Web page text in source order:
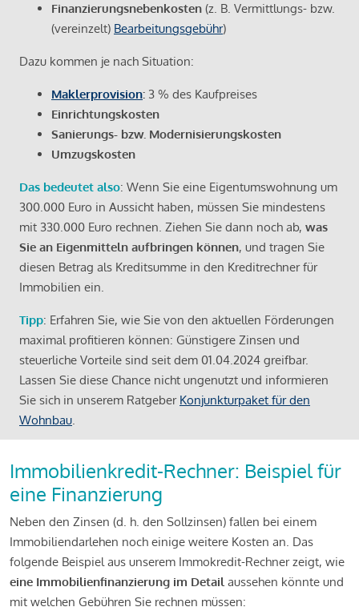
Finanzierungsnebenkosten (z. B. Vermittlungs- bzw.
(vereinzelt) Bearbeitungsgebühr)
Dazu kommen je nach Situation:
Maklerprovision: 3 % des Kaufpreises
Einrichtungskosten
Sanierungs- bzw. Modernisierungskosten
Umzugskosten
Das bedeutet also: Wenn Sie eine Eigentumswohnung um
300.000 Euro in Aussicht haben, müssen Sie mindestens
mit 330.000 Euro rechnen. Ziehen Sie dann noch ab, was
Sie an Eigenmitteln aufbringen können, und tragen Sie
diesen Betrag als Kreditsumme in den Kreditrechner für
Immobilien ein.
Tipp: Erfahren Sie, wie Sie von den aktuellen Förderungen
maximal profitieren können: Günstigere Zinsen und
steuerliche Vorteile sind seit dem 01.04.2024 greifbar.
Lassen Sie diese Chance nicht ungenutzt und informieren
Sie sich in unserem Ratgeber Konjunkturpaket für den
Wohnbau.
Immobilienkredit-Rechner: Beispiel für
eine Finanzierung
Neben den Zinsen (d. h. den Sollzinsen) fallen bei einem
Immobiliendarlehen noch einige weitere Kosten an. Das
folgende Beispiel aus unserem Immokredit-Rechner zeigt, wie
eine Immobilienfinanzierung im Detail aussehen könnte und
mit welchen Gebühren Sie rechnen müssen: